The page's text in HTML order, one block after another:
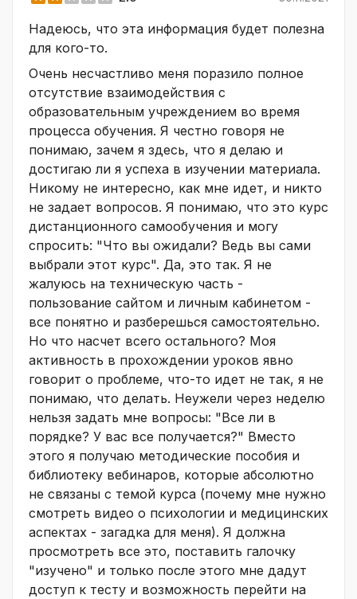
Надеюсь, что эта информация будет полезна
для кого-то.
Очень несчастливо меня поразило полное
отсутствие взаимодействия с
образовательным учреждением во время
процесса обучения. Я честно говоря не
понимаю, зачем я здесь, что я делаю и
достигаю ли я успеха в изучении материала.
Никому не интересно, как мне идет, и никто
не задает вопросов. Я понимаю, что это курс
дистанционного самообучения и могу
спросить: "Что вы ожидали? Ведь вы сами
выбрали этот курс". Да, это так. Я не
жалуюсь на техническую часть -
пользование сайтом и личным кабинетом -
все понятно и разберешься самостоятельно.
Но что насчет всего остального? Моя
активность в прохождении уроков явно
говорит о проблеме, что-то идет не так, я не
понимаю, что делать. Неужели через неделю
нельзя задать мне вопросы: "Все ли в
порядке? У вас все получается?" Вместо
этого я получаю методические пособия и
библиотеку вебинаров, которые абсолютно
не связаны с темой курса (почему мне нужно
смотреть видео о психологии и медицинских
аспектах - загадка для меня). Я должна
просмотреть все это, поставить галочку
"изучено" и только после этого мне дадут
доступ к тесту и возможность перейти на